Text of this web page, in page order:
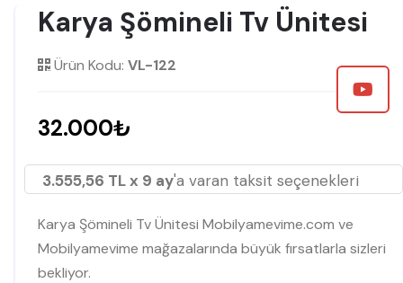
Karya Şömineli Tv Ünitesi
Ürün Kodu: VL-122
32.000₺
3.555,56 TL x 9 ay'a varan taksit seçenekleri
Karya Şömineli Tv Ünitesi Mobilyamevime.com ve
Mobilyamevime mağazalarında büyük fırsatlarla sizleri
bekliyor.